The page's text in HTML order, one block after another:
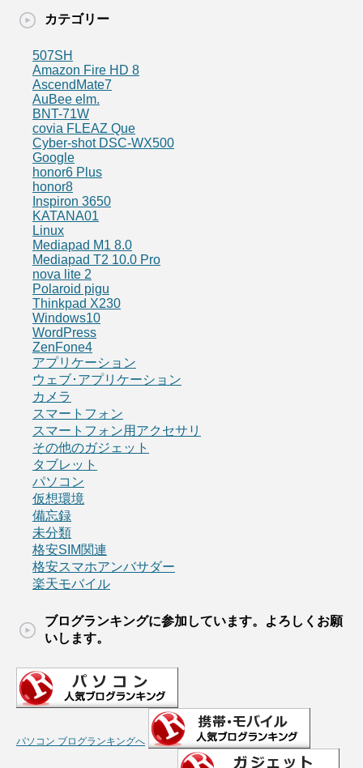
カテゴリー
507SH
Amazon Fire HD 8
AscendMate7
AuBee elm.
BNT-71W
covia FLEAZ Que
Cyber-shot DSC-WX500
Google
honor6 Plus
honor8
Inspiron 3650
KATANA01
Linux
Mediapad M1 8.0
Mediapad T2 10.0 Pro
nova lite 2
Polaroid pigu
Thinkpad X230
Windows10
WordPress
ZenFone4
アプリケーション
ウェブ･アプリケーション
カメラ
スマートフォン
スマートフォン用アクセサリ
その他のガジェット
タブレット
パソコン
仮想環境
備忘録
未分類
格安SIM関連
格安スマホアンバサダー
楽天モバイル
ブログランキングに参加しています。よろしくお願
いします。
パソコン ブログランキングへ